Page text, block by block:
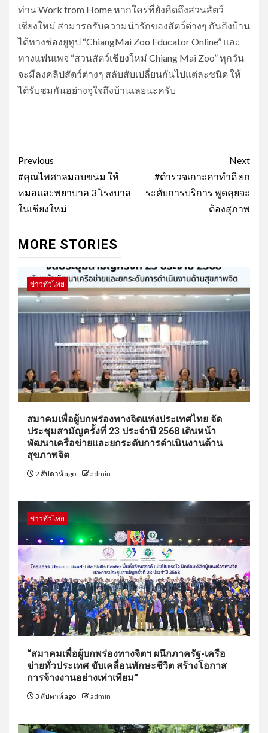
ท่าน Work from Home หากใครที่ยังคิดถึงสวนสัตว์
เชียงใหม่ สามารถรับความน่ารักของสัตว์ต่างๆ กันถึงบ้าน
ได้ทางช่องยูทูป “ChiangMai Zoo Educator Online” และ
ทางแฟนเพจ “สวนสัตว์เชียงใหม่ Chiang Mai Zoo” ทุกวัน
จะมีลงคลิปสัตว์ต่างๆ สลับสับเปลี่ยนกันไปแต่ละชนิด ให้
ได้รับชมกันอย่างจุใจถึงบ้านเลยนะครับ
Post
navigation
Previous
#คุณไพศาลมอบขนม ให้
หมอและพยาบาล 3 โรงบาล
ในเชียงใหม่
Next
#ตำรวจเกาะคาทำดี ยก
ระดับการบริการ พูดคุยจะ
ต้องสุภาพ
MORE STORIES
ข่าวทั่วไทย
สมาคมเพื่อผู้บกพร่องทางจิตแห่งประเทศไทย จัด
ประชุมสามัญครั้งที่ 23 ประจำปี 2568 เดินหน้า
พัฒนาเครือข่ายและยกระดับการดำเนินงานด้าน
สุขภาพจิต
2 สัปดาห์ ago admin
ข่าวทั่วไทย
“สมาคมเพื่อผู้บกพร่องทางจิตฯ ผนึกภาครัฐ-เครือ
ข่ายทั่วประเทศ ขับเคลื่อนทักษะชีวิต สร้างโอกาส
การจ้างงานอย่างเท่าเทียม”
3 สัปดาห์ ago admin